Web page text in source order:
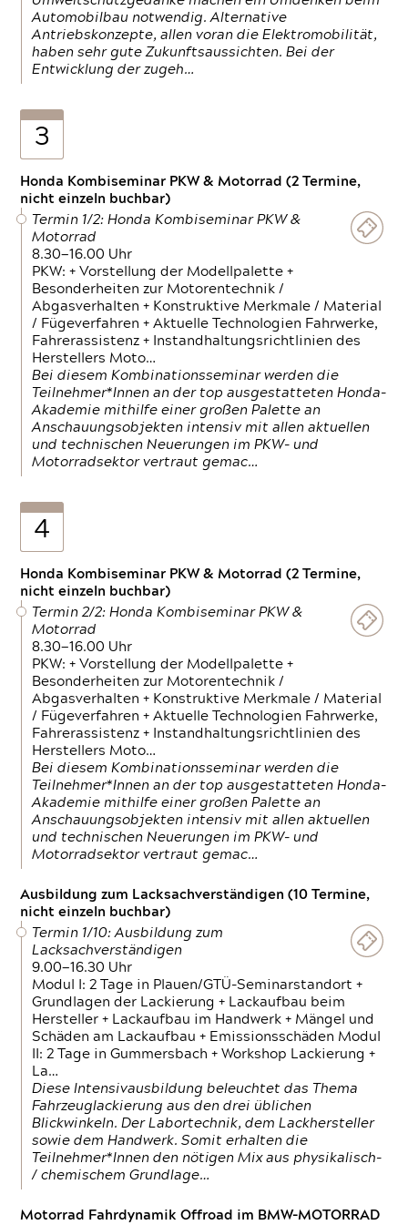
Automobilbau notwendig. Alternative
Antriebskonzepte, allen voran die Elektromobilität,
haben sehr gute Zukunftsaussichten. Bei der
Entwicklung der zugeh…
3
Honda Kombiseminar PKW & Motorrad (2 Termine,
nicht einzeln buchbar)
Termin 1/2: Honda Kombiseminar PKW &
Motorrad
8.30—16.00 Uhr
PKW: + Vorstellung der Modellpalette +
Besonderheiten zur Motorentechnik /
Abgasverhalten + Konstruktive Merkmale / Material
/ Fügeverfahren + Aktuelle Technologien Fahrwerke,
Fahrerassistenz + Instandhaltungsrichtlinien des
Herstellers Moto…
Bei diesem Kombinationsseminar werden die
Teilnehmer*Innen an der top ausgestatteten Honda-
Akademie mithilfe einer großen Palette an
Anschauungsobjekten intensiv mit allen aktuellen
und technischen Neuerungen im PKW- und
Motorradsektor vertraut gemac…
4
Honda Kombiseminar PKW & Motorrad (2 Termine,
nicht einzeln buchbar)
Termin 2/2: Honda Kombiseminar PKW &
Motorrad
8.30—16.00 Uhr
PKW: + Vorstellung der Modellpalette +
Besonderheiten zur Motorentechnik /
Abgasverhalten + Konstruktive Merkmale / Material
/ Fügeverfahren + Aktuelle Technologien Fahrwerke,
Fahrerassistenz + Instandhaltungsrichtlinien des
Herstellers Moto…
Bei diesem Kombinationsseminar werden die
Teilnehmer*Innen an der top ausgestatteten Honda-
Akademie mithilfe einer großen Palette an
Anschauungsobjekten intensiv mit allen aktuellen
und technischen Neuerungen im PKW- und
Motorradsektor vertraut gemac…
Ausbildung zum Lacksachverständigen (10 Termine,
nicht einzeln buchbar)
Termin 1/10: Ausbildung zum
Lacksachverständigen
9.00—16.30 Uhr
Modul I: 2 Tage in Plauen/GTÜ-Seminarstandort +
Grundlagen der Lackierung + Lackaufbau beim
Hersteller + Lackaufbau im Handwerk + Mängel und
Schäden am Lackaufbau + Emissionsschäden Modul
II: 2 Tage in Gummersbach + Workshop Lackierung +
La…
Diese Intensivausbildung beleuchtet das Thema
Fahrzeuglackierung aus den drei üblichen
Blickwinkeln. Der Labortechnik, dem Lackhersteller
sowie dem Handwerk. Somit erhalten die
Teilnehmer*Innen den nötigen Mix aus physikalisch-
/ chemischem Grundlage…
Motorrad Fahrdynamik Offroad im BMW-MOTORRAD